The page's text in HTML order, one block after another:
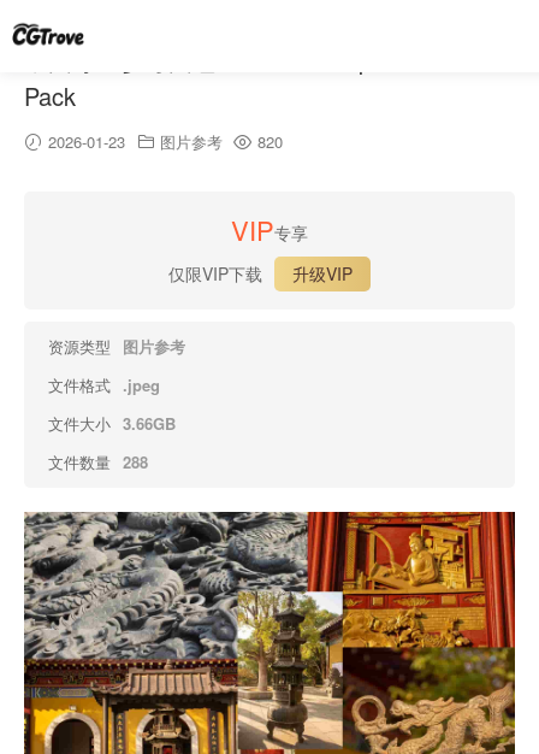
Pack
2026-01-23 图片参考 820
VIP专享
仅限VIP下载
升级VIP
资源类型
图片参考
文件格式 .jpeg
文件大小 3.66GB
文件数量 288